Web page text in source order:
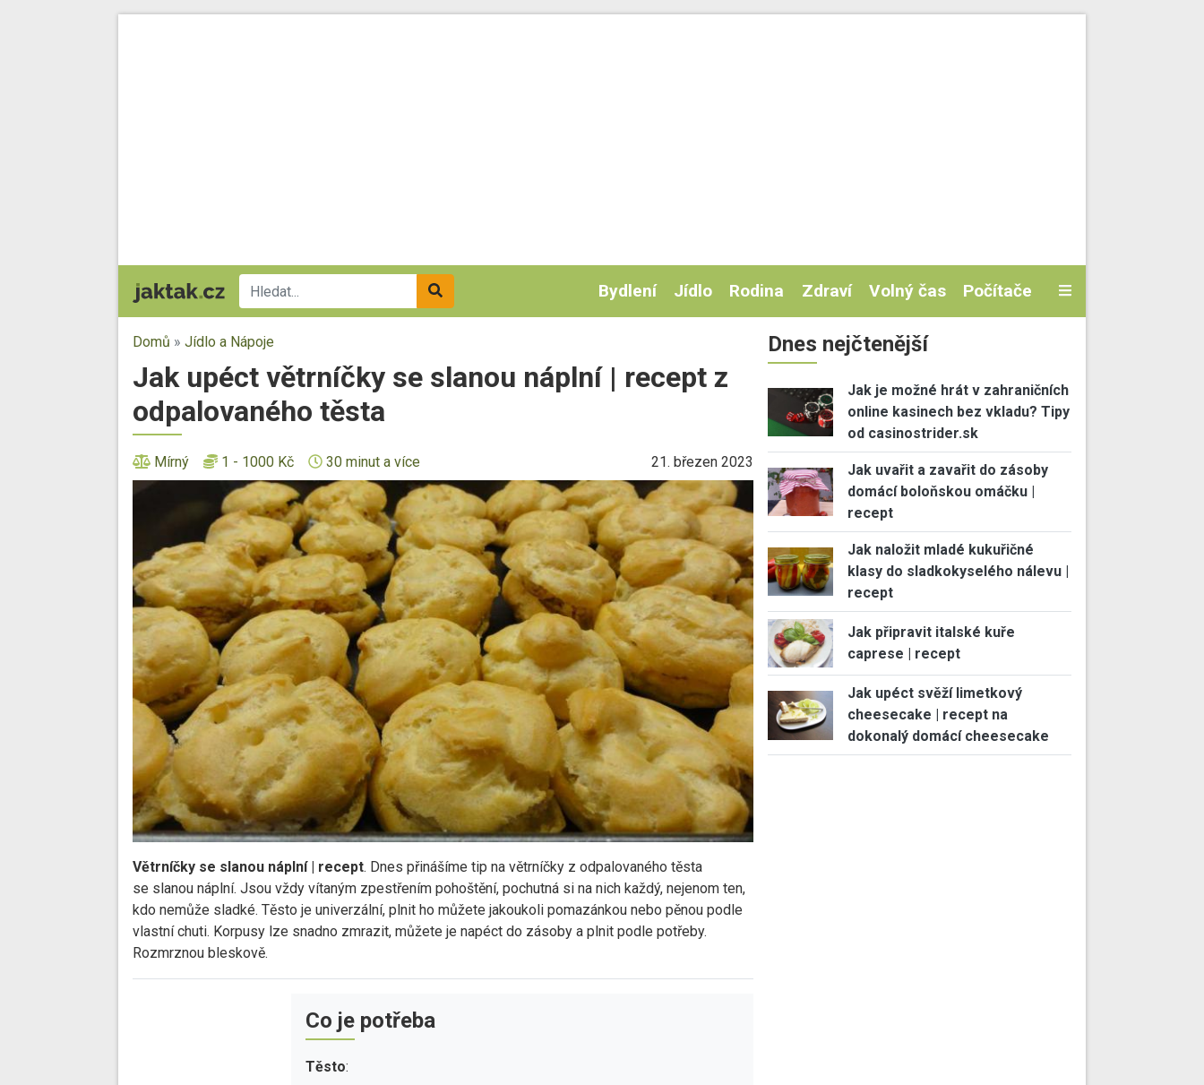
Bydlení Jídlo Rodina Zdraví Volný čas Počítače
Domů » Jídlo a Nápoje
Jak upéct větrníčky se slanou náplní | recept z
odpalovaného těsta
Mírný 1 - 1000 Kč 30 minut a více 21. březen 2023
Větrníčky se slanou náplní | recept. Dnes přinášíme tip na větrníčky z odpalovaného těsta
se slanou náplní. Jsou vždy vítaným zpestřením pohoštění, pochutná si na nich každý, nejenom ten,
kdo nemůže sladké. Těsto je univerzální, plnit ho můžete jakoukoli pomazánkou nebo pěnou podle
vlastní chuti. Korpusy lze snadno zmrazit, můžete je napéct do zásoby a plnit podle potřeby.
Rozmrznou bleskově.
Co je potřeba
Těsto:
Dnes nejčtenější
Jak je možné hrát v zahraničních
online kasinech bez vkladu? Tipy
od casinostrider.sk
Jak uvařit a zavařit do zásoby
domácí boloňskou omáčku |
recept
Jak naložit mladé kukuřičné
klasy do sladkokyselého nálevu |
recept
Jak připravit italské kuře
caprese | recept
Jak upéct svěží limetkový
cheesecake | recept na
dokonalý domácí cheesecake